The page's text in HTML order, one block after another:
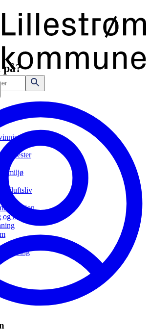
tjenester
miljø
friluftsliv
næring